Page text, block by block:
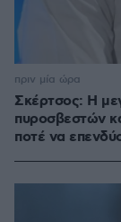
Σκέρτσος: Η
πυροσβεστών
ποτέ να
πριν μία ώρα